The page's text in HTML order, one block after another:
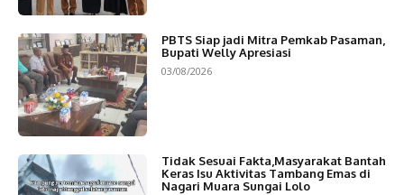
PBTS Siap jadi Mitra Pemkab Pasaman,
Bupati Welly Apresiasi
03/08/2026
Tidak Sesuai Fakta,Masyarakat Bantah
Keras Isu Aktivitas Tambang Emas di
Nagari Muara Sungai Lolo